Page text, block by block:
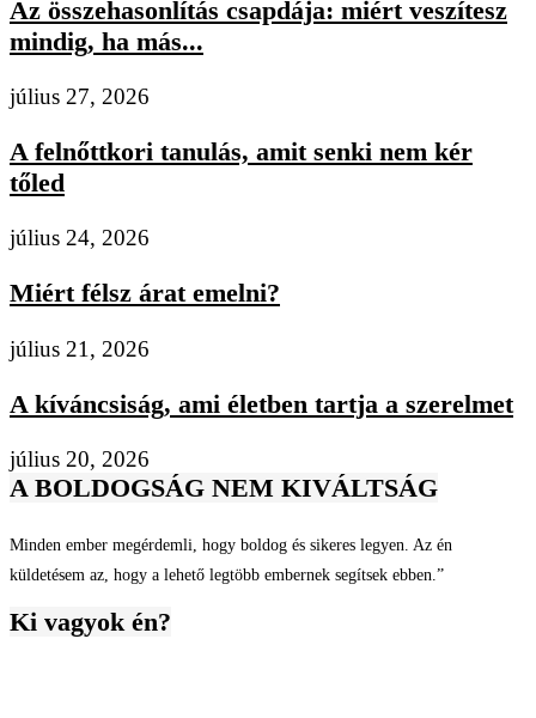
Az összehasonlítás csapdája: miért veszítesz
mindig, ha más...
július 27, 2026
A felnőttkori tanulás, amit senki nem kér
tőled
július 24, 2026
Miért félsz árat emelni?
július 21, 2026
A kíváncsiság, ami életben tartja a szerelmet
július 20, 2026
A BOLDOGSÁG NEM KIVÁLTSÁG
Minden ember megérdemli, hogy boldog és sikeres legyen. Az én
küldetésem az, hogy a lehető legtöbb embernek segítsek ebben.”
Ki vagyok én?